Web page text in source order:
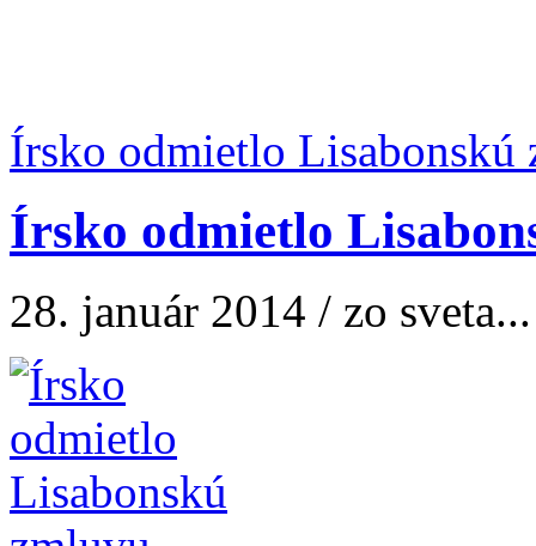
Írsko odmietlo Lisabonskú
Írsko odmietlo
28. január 2014 / zo sveta...